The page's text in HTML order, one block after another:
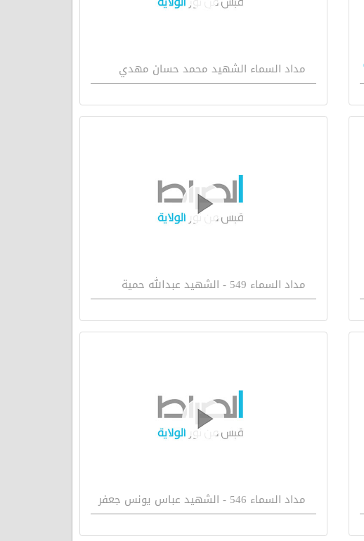
مداد السماء الشهيد محمد حسان مهدي
مداد السماء 549 - الشهيد عبدالله حمية
مداد السماء 546 - الشهيد عباس يونس جعفر